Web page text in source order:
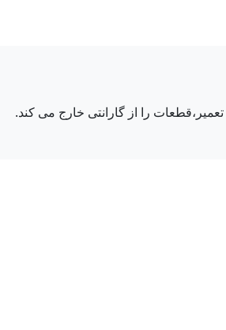
را از گارانتی خارج می کند.